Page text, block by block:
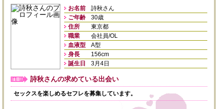
お名前
詩秋さん
ご年齢
30歳
住所
東京都
職業
会社員/OL
血液型
A型
身長
156cm
誕生日
3月4日
詩秋さんの求めている出会い
セックスを楽しめるセフレを募集しています。